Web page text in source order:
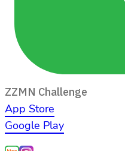
ZZMN Challenge
App Store
Google Play